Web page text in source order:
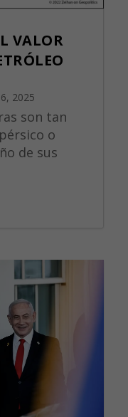
VALOR
2025
son tan
o
de sus